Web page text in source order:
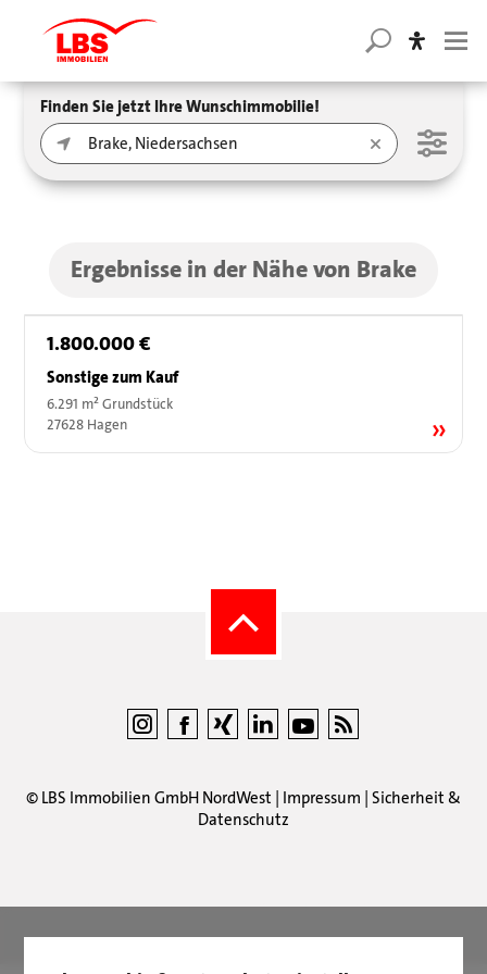
Finden Sie jetzt Ihre Wunschimmobilie!
Ergebnisse in der Nähe von Brake
1.800.000 €
Sonstige zum Kauf
6.291 m² Grundstück
27628 Hagen
© LBS Immobilien GmbH NordWest Impressum Sicherheit &
Datenschutz
LBS Immobilien GmbH NordWesthat4,87von5Sternen